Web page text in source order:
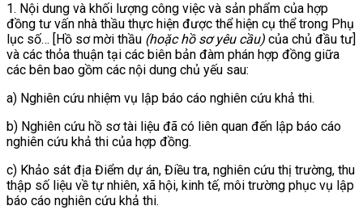
1. Nội dung và khối lượng công việc và sản phẩm của hợp
đồng tư vấn nhà thầu thực hiện được thể hiện cụ thể trong Phụ
lục số… [Hồ sơ mời thầu (hoặc hồ sơ yêu cầu) của chủ đầu tư]
và các thỏa thuận tại các biên bản đàm phán hợp đồng giữa
các bên bao gồm các nội dung chủ yếu sau:
a) Nghiên cứu nhiệm vụ lập báo cáo nghiên cứu khả thi.
b) Nghiên cứu hồ sơ tài liệu đã có liên quan đến lập báo cáo
nghiên cứu khả thi của hợp đồng.
c) Khảo sát địa Điểm dự án, Điều tra, nghiên cứu thị trường, thu
thập số liệu về tự nhiên, xã hội, kinh tế, môi trường phục vụ lập
báo cáo nghiên cứu khả thi.